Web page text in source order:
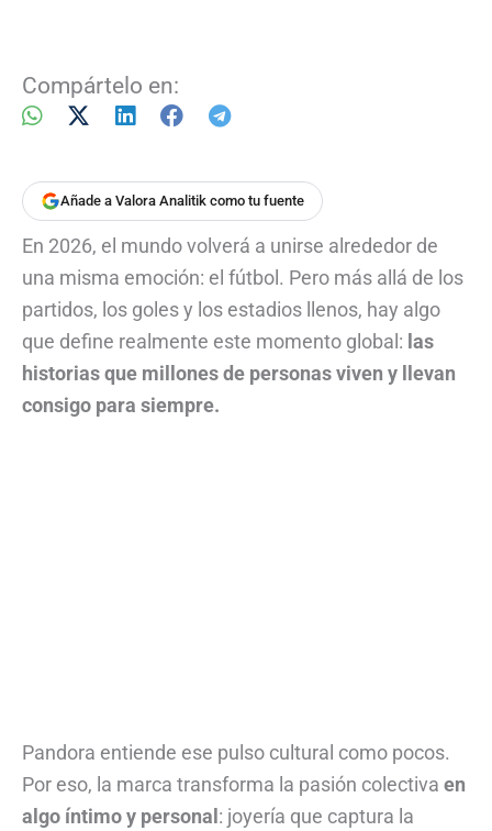
Compártelo en:
Añade a Valora Analitik como tu fuente
En 2026, el mundo volverá a unirse alrededor de
una misma emoción: el fútbol. Pero más allá de los
partidos, los goles y los estadios llenos, hay algo
que define realmente este momento global: las
historias que millones de personas viven y llevan
consigo para siempre.
Pandora entiende ese pulso cultural como pocos.
Por eso, la marca transforma la pasión colectiva en
algo íntimo y personal: joyería que captura la